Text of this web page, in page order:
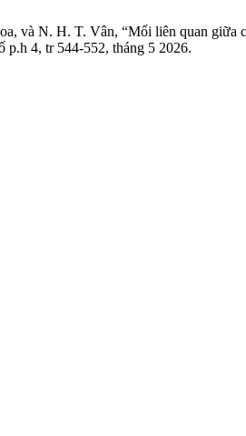
và N. H. T. Vân, “Mối liên quan giữa
p.h 4, tr 544-552, tháng 5 2026.